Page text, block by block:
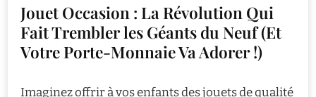
Jouet Occasion : La Révolution Qui
Fait Trembler les Géants du Neuf (Et
Votre Porte-Monnaie Va Adorer !)
Imaginez offrir à vos enfants des jouets de qualité